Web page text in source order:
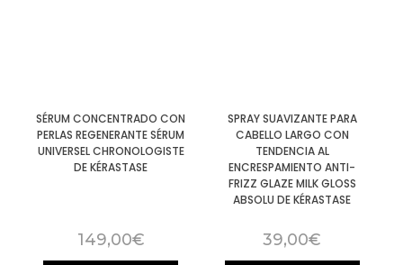
SÉRUM CONCENTRADO CON
PERLAS REGENERANTE SÉRUM
UNIVERSEL CHRONOLOGISTE
DE KÉRASTASE
149,00€
SPRAY SUAVIZANTE PARA
CABELLO LARGO CON
TENDENCIA AL
ENCRESPAMIENTO ANTI-
FRIZZ GLAZE MILK GLOSS
ABSOLU DE KÉRASTASE
39,00€